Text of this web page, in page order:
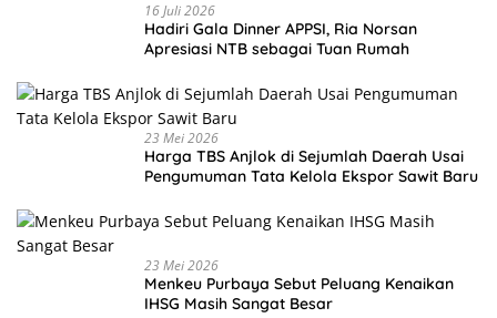
16 Juli 2026
Hadiri Gala Dinner APPSI, Ria Norsan
Apresiasi NTB sebagai Tuan Rumah
23 Mei 2026
Harga TBS Anjlok di Sejumlah Daerah Usai
Pengumuman Tata Kelola Ekspor Sawit Baru
23 Mei 2026
Menkeu Purbaya Sebut Peluang Kenaikan
IHSG Masih Sangat Besar